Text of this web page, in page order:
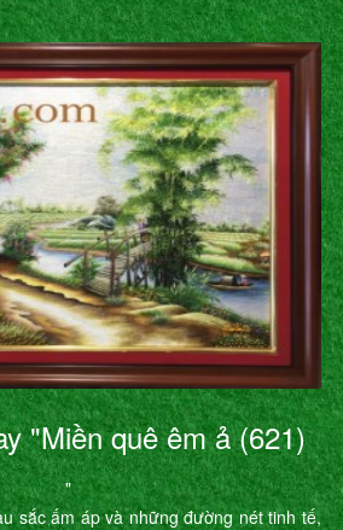
"Miền quê êm ả (621)
"
sắc ấm áp và những đường nét tinh tế,